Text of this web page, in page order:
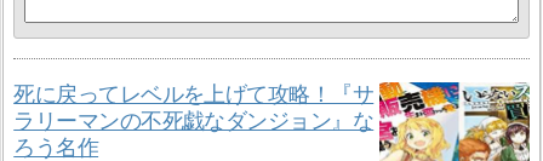
死に戻ってレベルを上げて攻略！『サ
ラリーマンの不死戯なダンジョン』な
ろう名作